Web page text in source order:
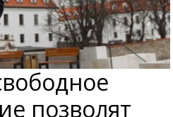
позволят